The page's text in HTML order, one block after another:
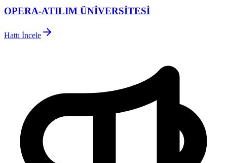
OPERA-ATILIM ÜNİVERSİTESİ
Hattı İncele